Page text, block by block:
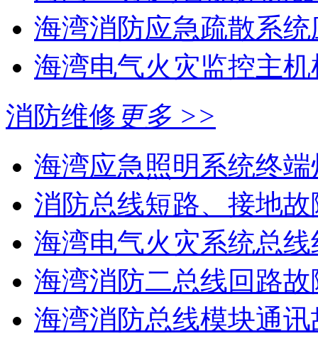
海湾消防应急疏散系统
海湾电气火灾监控主
消防维修 更多 >>
海湾应急照明系统终端
消防总线短路、接地故
海湾电气火灾系统总线
海湾消防二总线回路故
海湾消防总线模块通讯